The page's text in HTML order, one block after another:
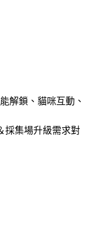
解鎖、貓咪互動、
採集場升級需求對